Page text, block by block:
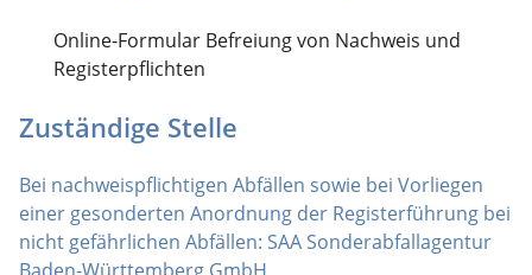
Online-Formular Befreiung von Nachweis und
Registerpflichten
Zuständige Stelle
Bei nachweispflichtigen Abfällen sowie bei Vorliegen
einer gesonderten Anordnung der Registerführung bei
nicht gefährlichen Abfällen: SAA Sonderabfallagentur